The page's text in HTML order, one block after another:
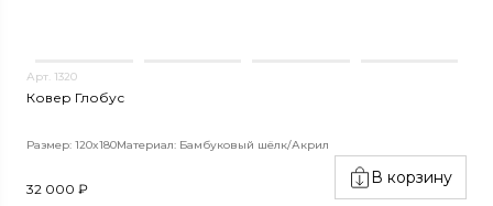
Арт. 1320
Ковер Глобус
Размер: 120x180Материал: Бамбуковый шёлк/Акрил
32 000 ₽
В корзину